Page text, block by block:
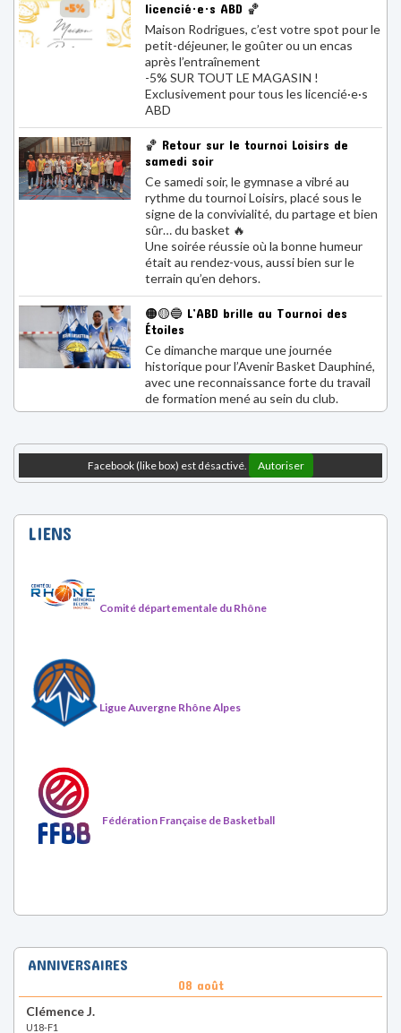
🏀 Retour sur le tournoi Loisirs de
samedi soir
Ce samedi soir, le gymnase a vibré au
rythme du tournoi Loisirs, placé sous le
signe de la convivialité, du partage et bien
sûr… du basket 🔥
Une soirée réussie où la bonne humeur
était au rendez-vous, aussi bien sur le
terrain qu’en dehors.
🟠🟡🔵 L’ABD brille au Tournoi des
Étoiles
Ce dimanche marque une journée
historique pour l’Avenir Basket Dauphiné,
avec une reconnaissance forte du travail
de formation mené au sein du club.
Facebook (like box) est désactivé. Autoriser
LIENS
Fédération Française de Basketball
ANNIVERSAIRES
Loan E.
U13-M1
RETROUVEZ-NOUS SUR LES RÉSEAUX SOCIAUX